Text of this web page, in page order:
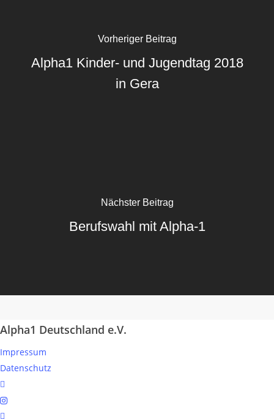
Vorheriger Beitrag
Alpha1 Kinder- und Jugendtag 2018
in Gera
Nächster Beitrag
Berufswahl mit Alpha-1
Alpha1 Deutschland e.V.
Impressum
Datenschutz
linkedin
instagram
spotify